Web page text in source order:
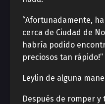
“Afortunadamente,
cerca de Ciudad de
habría podido
preciosos tan rápido!”
Leylin de alguna
Después de romper